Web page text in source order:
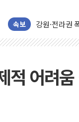
속보
강원·전라권
빚투·레버리
[2보] 북한, 원
종로·중구 오
성폭력 피해
어려움